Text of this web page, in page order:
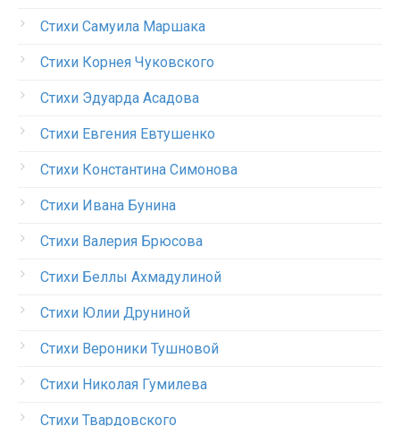
Стихи Самуила Маршака
Стихи Корнея Чуковского
Стихи Эдуарда Асадова
Стихи Евгения Евтушенко
Стихи Константина Симонова
Стихи Ивана Бунина
Стихи Валерия Брюсова
Стихи Беллы Ахмадулиной
Стихи Юлии Друниной
Стихи Вероники Тушновой
Стихи Николая Гумилева
Стихи Твардовского